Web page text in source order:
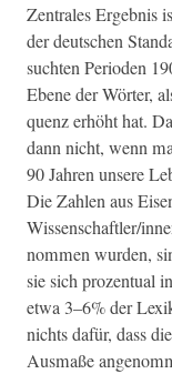
Zen­trales Ergeb­nis
der deutschen
sucht­en Peri­o­den
Ebene der Wörter,
quenz erhöht hat.
dann nicht, wenn
90 Jahren unsere
Die Zahlen aus
Wissenschaftler/
nom­men wur­den,
sie sich prozen­tu­al
etwa 3–6% der
nichts dafür, dass
Aus­maße